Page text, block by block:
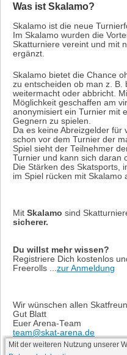
Was ist Skalamo?
Skalamo ist die neue
Im Skalamo wurden die
Skatturniere vereint und mit
ergänzt.
Skalamo bietet die Chance
zu entscheiden ob man z. B.
weitermacht oder abbricht.
Möglichkeit geschaffen am
anonymisiert ein Turnier mit
Gegnern zu spielen.
Da es keine Abreizgelder für
schon vor dem Turnier der
Spiel sieht der Teilnehmer
Turnier und kann sich daran
Die Stärken des Skatsports,
im Spiel rücken mit Skalamo
Mit Skalamo sind
sicherer.
Du willst mehr wissen?
Registriere Dich kostenlos
Freerolls ... zur Anmeldung
Wir wünschen allen
Gut Blatt
Euer Arena-Team
team@skat-arena.de
Mit der weiteren Nutzung unserer